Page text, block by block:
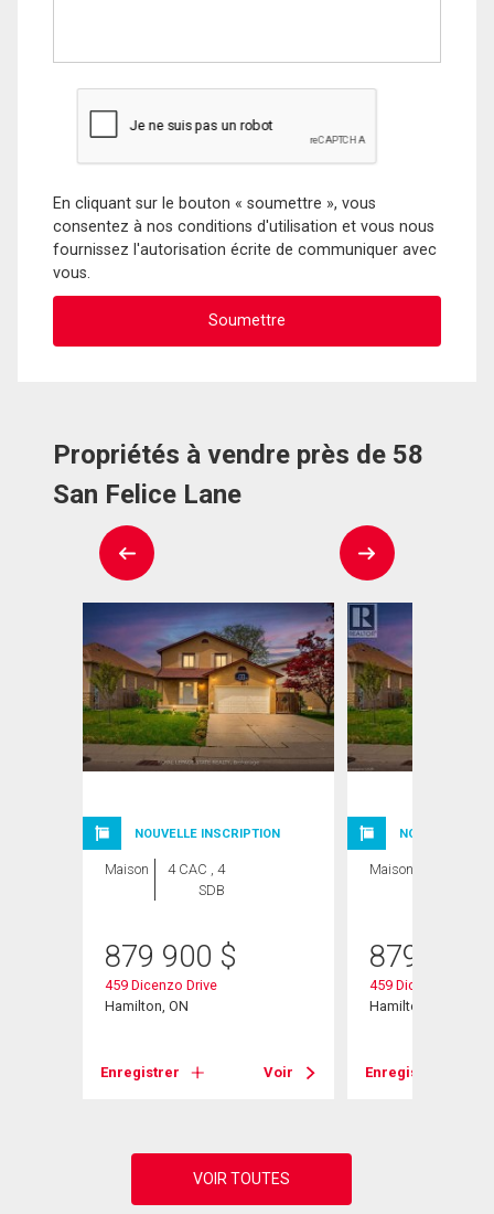
En cliquant sur le bouton « soumettre », vous
consentez à nos conditions d'utilisation et vous nous
fournissez l'autorisation écrite de communiquer avec
vous.
Propriétés à vendre près de 58
San Felice Lane
NOUVELLE INSCRIPTION
Maison
4 CAC , 4
SDB
879 900 $
459 Dicenzo Drive
Hamilton, ON
Enregistrer Voir
NOUVELLE
Maison
879 900
459 Dicenzo Drive
Hamilton, ON
Enregistrer